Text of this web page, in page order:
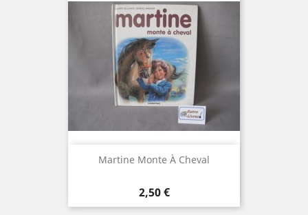
Martine Monte À Cheval
Prix
2,50 €